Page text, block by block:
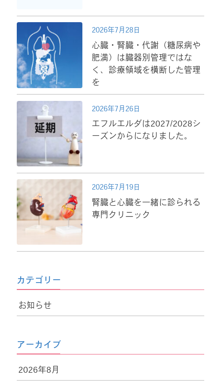
心臓・腎臓・代謝（糖尿病や
肥満）は臓器別管理ではな
く、診療領域を横断した管理
を
2026年7月28日
エフルエルダは2027/2028シ
ーズンからになりました。
2026年7月26日
腎臓と心臓を一緒に診られる
専門クリニック
2026年7月19日
カテゴリー
お知らせ
アーカイブ
2026年8月